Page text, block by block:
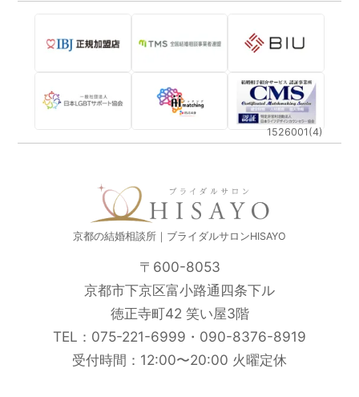
1526001(4)
京都の結婚相談所｜ブライダルサロンHISAYO
〒600-8053
京都市下京区富小路通四条下ル
徳正寺町42 笑い屋3階
TEL： 075-221-6999 ・ 090-8376-8919
受付時間：12:00〜20:00 火曜定休